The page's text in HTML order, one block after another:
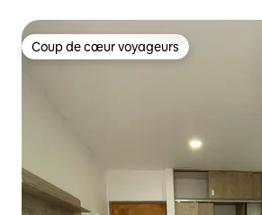
Coup de cœur voyageurs
Coup de cœur voyageurs